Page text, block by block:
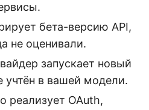
бета-версию API,
не оценивали.
запускает новый
учтён в вашей модели.
реализует OAuth,